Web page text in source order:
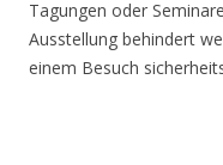
Tagungen oder
Ausstellung behindert
einem Besuch